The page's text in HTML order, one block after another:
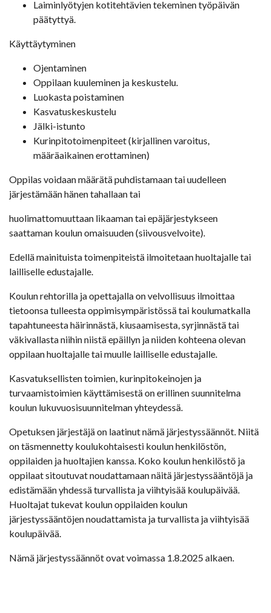
Laiminlyötyjen kotitehtävien tekeminen työpäivän
päätyttyä.
Käyttäytyminen
Ojentaminen
Oppilaan kuuleminen ja keskustelu.
Luokasta poistaminen
Kasvatuskeskustelu
Jälki-istunto
Kurinpitotoimenpiteet (kirjallinen varoitus,
määräaikainen erottaminen)
Oppilas voidaan määrätä puhdistamaan tai uudelleen
järjestämään hänen tahallaan tai
huolimattomuuttaan likaaman tai epäjärjestykseen
saattaman koulun omaisuuden (siivousvelvoite).
Edellä mainituista toimenpiteistä ilmoitetaan huoltajalle tai
lailliselle edustajalle.
Koulun rehtorilla ja opettajalla on velvollisuus ilmoittaa
tietoonsa tulleesta oppimisympäristössä tai koulumatkalla
tapahtuneesta häirinnästä, kiusaamisesta, syrjinnästä tai
väkivallasta niihin niistä epäillyn ja niiden kohteena olevan
oppilaan huoltajalle tai muulle lailliselle edustajalle.
Kasvatuksellisten toimien, kurinpitokeinojen ja
turvaamistoimien käyttämisestä on erillinen suunnitelma
koulun lukuvuosisuunnitelman yhteydessä.
Opetuksen järjestäjä on laatinut nämä järjestyssäännöt. Niitä
on täsmennetty koulukohtaisesti koulun henkilöstön,
oppilaiden ja huoltajien kanssa. Koko koulun henkilöstö ja
oppilaat sitoutuvat noudattamaan näitä järjestyssääntöjä ja
edistämään yhdessä turvallista ja viihtyisää koulupäivää.
Huoltajat tukevat koulun oppilaiden koulun
järjestyssääntöjen noudattamista ja turvallista ja viihtyisää
koulupäivää.
Nämä järjestyssäännöt ovat voimassa 1.8.2025 alkaen.